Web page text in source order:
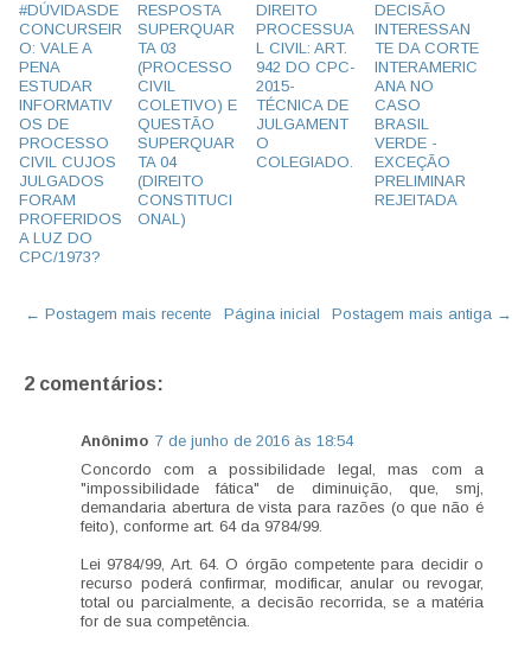
#DÚVIDASDE
CONCURSEIR
O: VALE A
PENA
ESTUDAR
INFORMATIV
OS DE
PROCESSO
CIVIL CUJOS
JULGADOS
FORAM
PROFERIDOS
A LUZ DO
CPC/1973?
RESPOSTA
SUPERQUAR
TA 03
(PROCESSO
CIVIL
COLETIVO) E
QUESTÃO
SUPERQUAR
TA 04
(DIREITO
CONSTITUCI
ONAL)
DIREITO
PROCESSUA
L CIVIL: ART.
942 DO CPC-
2015-
TÉCNICA DE
JULGAMENT
O
COLEGIADO.
DECISÃO
INTERESSAN
TE DA CORTE
INTERAMERIC
ANA NO
CASO
BRASIL
VERDE -
EXCEÇÃO
PRELIMINAR
REJEITADA
← Postagem mais recente Postagem mais antiga →
Página inicial
2 comentários:
Anônimo 7 de junho de 2016 às 18:54
Concordo com a possibilidade legal, mas com a
"impossibilidade fática" de diminuição, que, smj,
demandaria abertura de vista para razões (o que não é
feito), conforme art. 64 da 9784/99.
Lei 9784/99, Art. 64. O órgão competente para decidir o
recurso poderá confirmar, modificar, anular ou revogar,
total ou parcialmente, a decisão recorrida, se a matéria
for de sua competência.